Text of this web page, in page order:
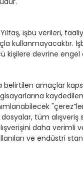
işbu verileri,
kullanmayacaktır.
kişilere devrine engel
belirtilen amaçlar
dosyalar, tüm alışveriş
daha verimli
ve endüstri